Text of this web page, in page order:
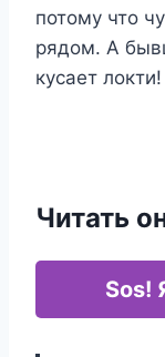
потому что
рядом. А
кусает локти!
Читать
Sos!